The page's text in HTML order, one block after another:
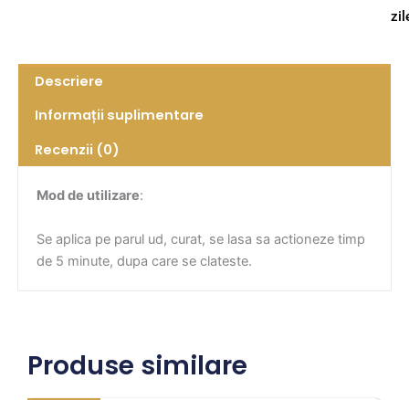
Descriere
Informații suplimentare
Recenzii (0)
Mod de utilizare:
Se aplica pe parul ud, curat, se lasa sa actioneze timp
de 5 minute, dupa care se clateste.
Produse similare